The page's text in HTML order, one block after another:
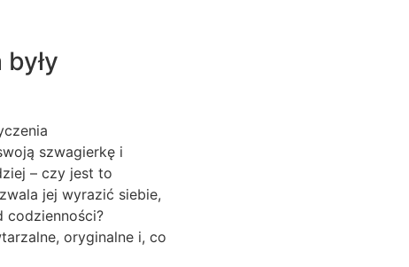
szwagierkę i
– czy jest to
jej wyrazić siebie,
codzienności?
oryginalne i, co